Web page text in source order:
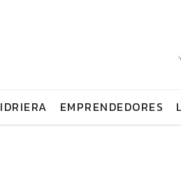
EMPRENDEDORES